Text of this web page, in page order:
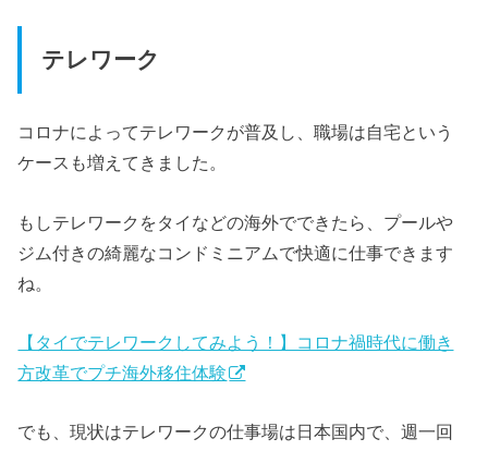
テレワーク
コロナによってテレワークが普及し、職場は自宅という
ケースも増えてきました。
もしテレワークをタイなどの海外でできたら、プールや
ジム付きの綺麗なコンドミニアムで快適に仕事できます
ね。
【タイでテレワークしてみよう！】コロナ禍時代に働き
方改革でプチ海外移住体験
でも、現状はテレワークの仕事場は日本国内で、週一回